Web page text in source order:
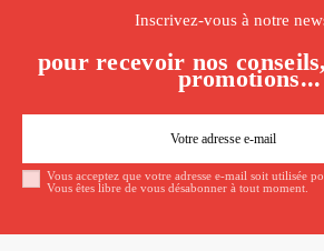
Inscrivez-vous à notre
pour recevoir nos
promotions...
Vous acceptez que votre adresse e-mail soit utilisée
Vous êtes libre de vous désabonner à tout moment.